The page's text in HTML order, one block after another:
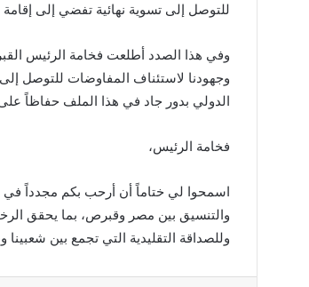
للتوصل إلى تسوية نهائية تفضي إلى
وفي هذا الصدد أطلعت فخامة الرئيس
وجهودنا لاستئناف المفاوضات للتوصل
الدولي بدور جاد في هذا الملف حفاظاً
فخامة الرئيس،
اسمحوا لي ختاماً أن أرحب بكم مجدداً في
والتنسيق بين مصر وقبرص، بما يحقق
وللصداقة التقليدية التي تجمع بين شعبينا